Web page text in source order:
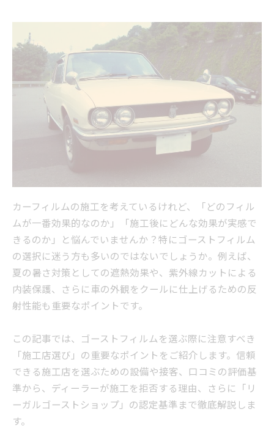
カーフィルムの施工を考えているけれど、「どのフィル
ムが一番効果的なのか」「施工後にどんな効果が実感で
きるのか」と悩んでいませんか？特にゴーストフィルム
の選択に迷う方も多いのではないでしょうか。例えば、
夏の暑さ対策としての遮熱効果や、紫外線カットによる
内装保護、さらに車の外観をクールに仕上げるための反
射性能も重要なポイントです。
この記事では、ゴーストフィルムを選ぶ際に注意すべき
「施工店選び」の重要なポイントをご紹介します。信頼
できる施工店を選ぶための設備や接客、口コミの評価基
準から、ディーラーが施工を拒否する理由、さらに「リ
ーガルゴーストショップ」の認定基準まで徹底解説しま
す。